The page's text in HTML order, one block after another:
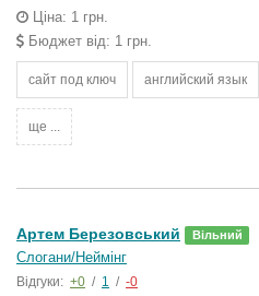
Ціна: 1 грн.
Бюджет від: 1 грн.
сайт под ключ английский язык
ще ...
Артем Березовський Вільний
Слогани/Неймінг
Відгуки: +0 / 1 / -0